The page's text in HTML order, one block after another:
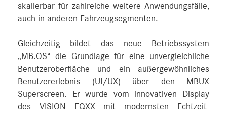
skalierbar für zahlreiche weitere Anwendungsfälle,
auch in anderen Fahrzeugsegmenten.
Gleichzeitig bildet das neue Betriebssystem
„MB.OS“ die Grundlage für eine unvergleichliche
Benutzeroberfläche und ein außergewöhnliches
Benutzererlebnis (UI/UX) über den MBUX
Superscreen. Er wurde vom innovativen Display
des VISION EQXX mit modernsten Echtzeit-